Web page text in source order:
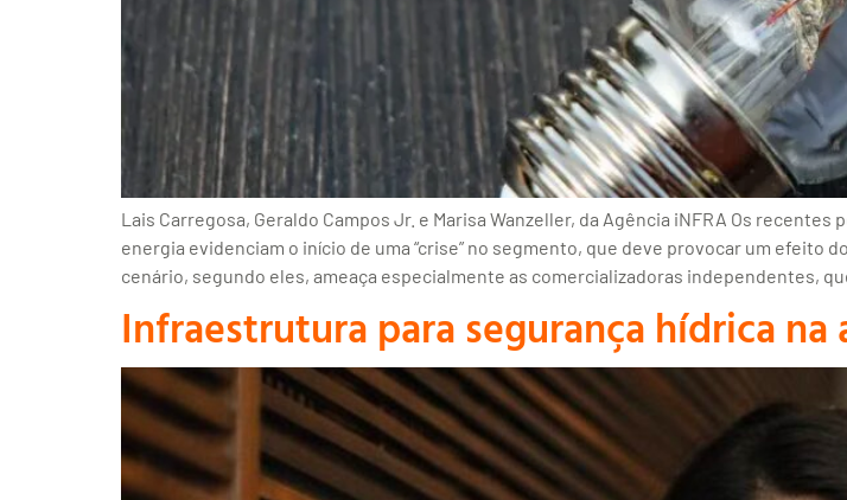
Lais Carregosa, Geraldo Campos Jr. e Marisa Wanzeller, da Agência iNFRA Os
energia evidenciam o início de uma “crise” no segmento, que deve provocar um efeito
cenário, segundo eles, ameaça especialmente as comercializadoras independentes,
Infraestrutura para segurança hídrica na